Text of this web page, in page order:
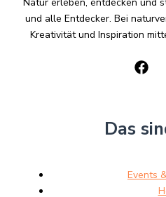
und alle Entdecker. Bei
Kreativität und Inspiration
Das
Events